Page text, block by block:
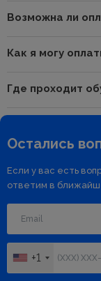
Возможна ли
Как я могу
Где проходит
Остались
Если у вас есть
ответим в
+1